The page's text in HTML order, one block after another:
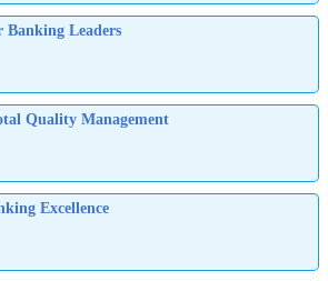
Banking Leaders
Quality Management
Excellence